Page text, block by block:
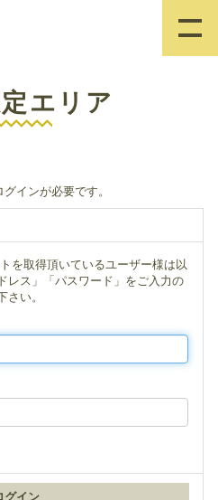
エリア
インが必要です。
を取得頂いているユーザー様は以
レス」「パスワード」をご入力の
さい。